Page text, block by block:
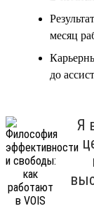
месяц
до
Я